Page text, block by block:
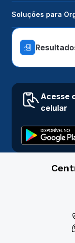
Soluções para
Acesse
celular